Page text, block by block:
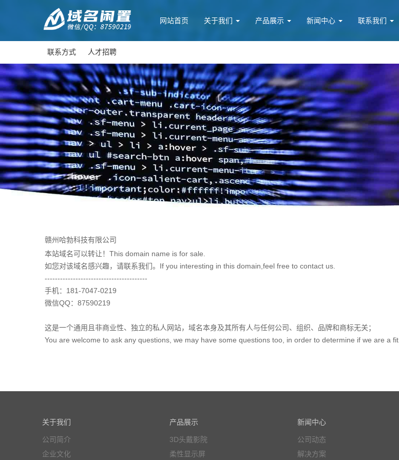
网站首页 关于我们 产品展示 新闻中心 联系我们
联系方式 人才招聘
赣州哈勃科技有限公司
本站域名可以转让！This domain name is for sale.
如您对该域名感兴趣，请联系我们。If you interesting in this domain,feel free to contact us.
----------------------------------------
手机：181-7047-0219
微信QQ：87590219
这是一个通用且非商业性、独立的私人网站，域名本身及其所有人与任何公司、组织、品牌和商标无关；
You are welcome to ask any questions, we may have some questions too, in order to determine if we are a fit.
关于我们
公司简介
企业文化
产品展示
3D头戴影院
柔性显示屏
新闻中心
公司动态
解决方案